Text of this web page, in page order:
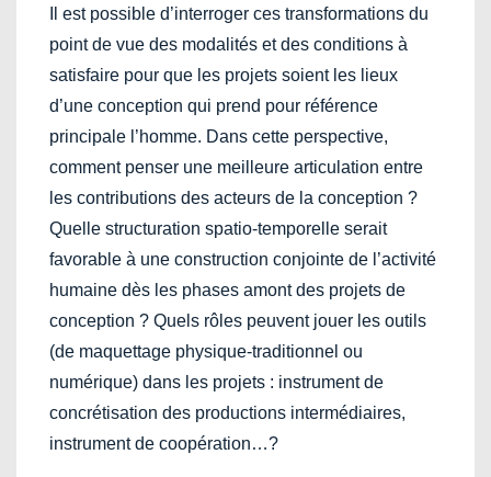
Il est possible d’interroger ces transformations du
point de vue des modalités et des conditions à
satisfaire pour que les projets soient les lieux
d’une conception qui prend pour référence
principale l’homme. Dans cette perspective,
comment penser une meilleure articulation entre
les contributions des acteurs de la conception ?
Quelle structuration spatio-temporelle serait
favorable à une construction conjointe de l’activité
humaine dès les phases amont des projets de
conception ? Quels rôles peuvent jouer les outils
(de maquettage physique-traditionnel ou
numérique) dans les projets : instrument de
concrétisation des productions intermédiaires,
instrument de coopération…?